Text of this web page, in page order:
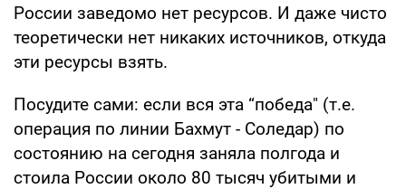
России заведомо нет ресурсов. И даже чисто
теоретически нет никаких источников, откуда
эти ресурсы взять.
Посудите сами: если вся эта “победа" (т.е.
операция по линии Бахмут - Соледар) по
состоянию на сегодня заняла полгода и
стоила России около 80 тысяч убитыми и